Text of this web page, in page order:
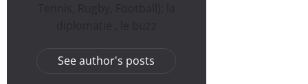
See author's posts